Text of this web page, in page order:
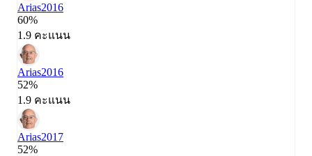
Arias2016
60%
1.9 คะแนน
Arias2016
52%
1.9 คะแนน
Arias2017
52%